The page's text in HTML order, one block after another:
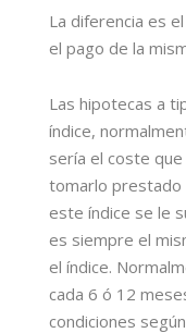
La diferencia es
el pago de la
Las hipotecas a
índice,
sería el coste
tomarlo prestado
este índice se le
es siempre el
el índice.
cada 6 ó 12
condiciones